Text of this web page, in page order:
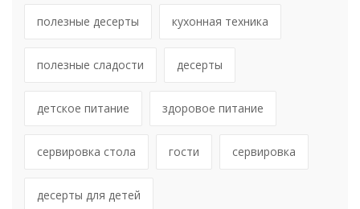
полезные десерты кухонная техника
полезные сладости десерты
детское питание здоровое питание
сервировка стола гости сервировка
десерты для детей